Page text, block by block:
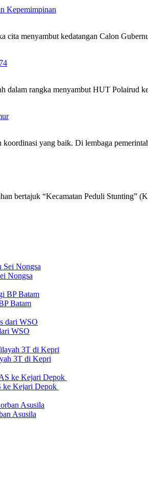
Kepemimpinan
cita menyambut kedatangan Calon
dalam rangka menyambut HUT Polairud
yang baik. Di lembaga
bertajuk “Kecamatan Peduli Stunting”
Nongsa
Batam
WSO
3T di Kepri
ke Kejari Depok
Asusila